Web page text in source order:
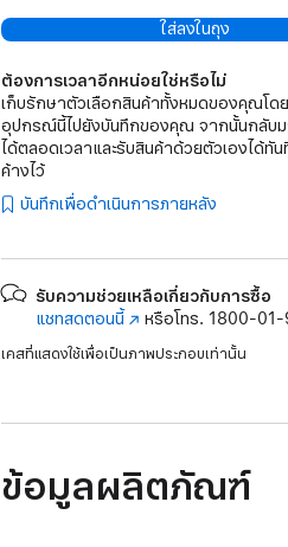
ใส่ลงในถุง
ต้องการเวลาอีกหน่อยใช่หรือไม่
เก็บรักษาตัวเลือกสินค้าทั้งหมดของคุณโด
อุปกรณ์นี้ไปยังบันทึกของคุณ จากนั้นกลับ
ได้ตลอดเวลาและรับสินค้าด้วยตัวเองได้ทั
ค้างไว้
บันทึกเพื่อดำเนินการภายหลัง
รับความช่วยเหลือเกี่ยวกับการซื้อ
แชทสดตอนนี้(เปิด
หน้าต่าง
หรือโทร. 1800-
เคสที่แสดงใช้เพื่อเป็นภาพประกอบเท่านั้น
ข้อมูลผลิตภัณฑ์